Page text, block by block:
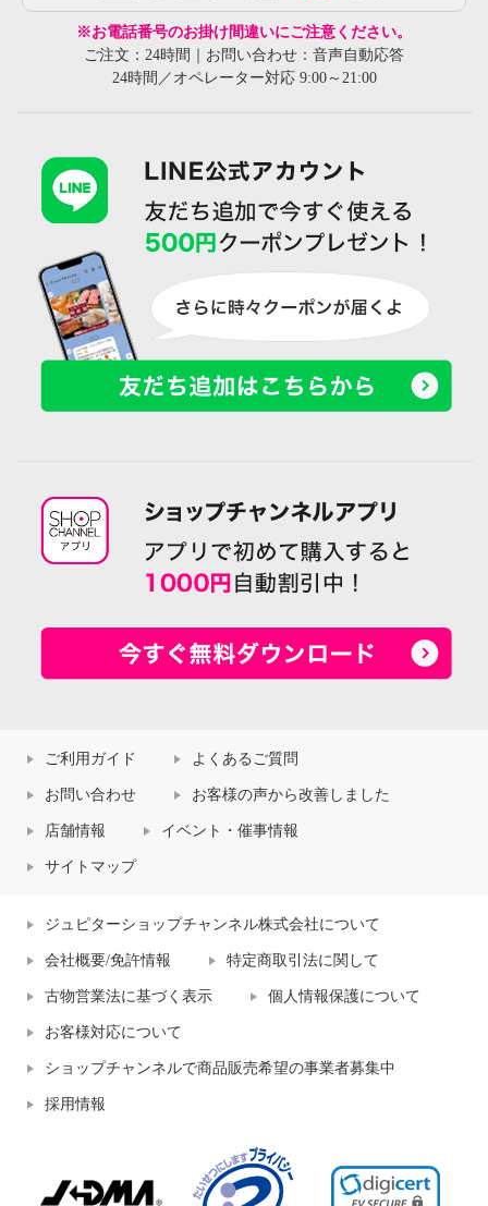
※お電話番号のお掛け間違いにご注意ください。
ご注文：24時間｜お問い合わせ：音声自動応答
24時間／オペレーター対応 9:00～21:00
ご利用ガイド よくあるご質問
お問い合わせ お客様の声から改善しました
店舗情報 イベント・催事情報
サイトマップ
ジュピターショップチャンネル株式会社について
会社概要/免許情報 特定商取引法に関して
古物営業法に基づく表示 個人情報保護について
お客様対応について
ショップチャンネルで商品販売希望の事業者募集中
採用情報